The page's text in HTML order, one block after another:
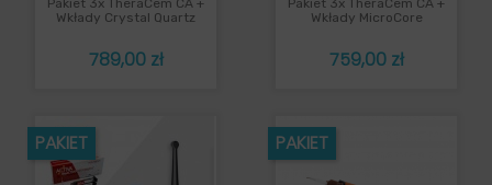
Pakiet 3x TheraCem CA +
Wkłady Crystal Quartz
Cena
789,00 zł
Pakiet 3x TheraCem CA +
Wkłady MicroCore
Cena
759,00 zł
PAKIET PAKIET